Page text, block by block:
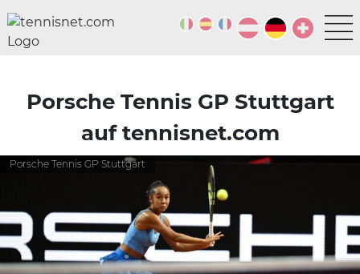
Porsche Tennis GP Stuttgart
auf tennisnet.com
Porsche Tennis GP Stuttgart